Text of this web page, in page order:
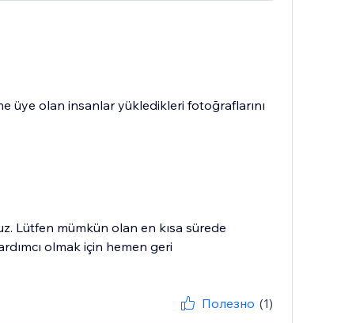
üye olan insanlar yükledikleri fotoğraflarını
Lütfen mümkün olan en kısa sürede
olmak için hemen geri
Полезно (1)